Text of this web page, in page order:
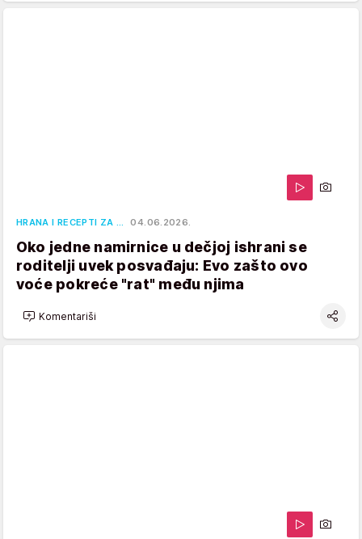
HRANA I RECEPTI ZA … 04.06.2026.
Oko jedne namirnice u dečjoj ishrani se
roditelji uvek posvađaju: Evo zašto ovo
voće pokreće "rat" među njima
Komentariši